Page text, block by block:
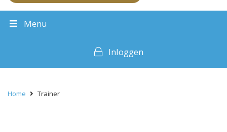
Menu
Inloggen
Home Trainer